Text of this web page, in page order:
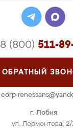
г. Лобня
ул. Лермонтова, 2/
8 (800) 511-
ОБРАТНЫЙ
corp-